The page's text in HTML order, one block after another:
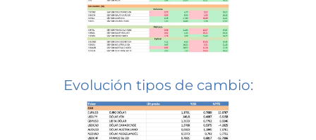
Evolución tipos de cambio: